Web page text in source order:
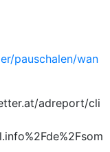
pauschalen/wan
adreport/cli